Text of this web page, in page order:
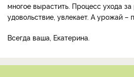
многое вырастить. Процесс ухода
удовольствие, увлекает. А урожай –
Всегда ваша, Екатерина.